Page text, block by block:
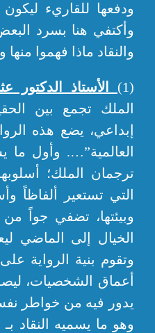
ودفعها للقاريء
وأكتفي هنا بسرد
والنقاد ماذا فهموا
(1) الأستاذ الدكتور
الملك تجمع بين
إبداعي، يضع هذه
العالمية”…. وأول ما
ترجمان الملك؛
التي تستعير ألفاظاً
وبيئتها، تضفي جواً
الخيال إلى الماضي
وتقوم بنية الرواية
أعماق الشخصيات،
يدور فيه من خواطر
وهو ما يسميه النقاد